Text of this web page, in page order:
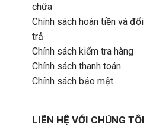
chữa
Chính sách hoàn tiền và đổi
trả
Chính sách kiểm tra hàng
Chính sách thanh toán
Chính sách bảo mật
LIÊN HỆ VỚI CHÚNG TÔI